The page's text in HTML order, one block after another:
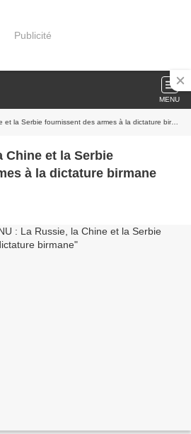
Publicité
MENU
la Serbie fournissent des armes à la dictature birmane
Chine et la Serbie
à la dictature birmane